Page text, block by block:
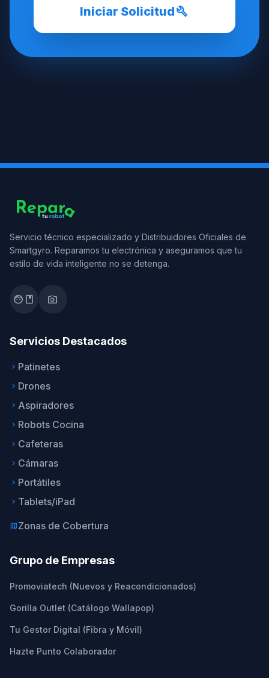
Iniciar Solicitudbuild
Servicio técnico especializado y Distribuidores Oficiales de
Smartgyro. Reparamos tu electrónica y aseguramos que tu
estilo de vida inteligente no se detenga.
facebook photo_camera
Servicios Destacados
keyboard_arrow_right Patinetes
keyboard_arrow_right Drones
keyboard_arrow_right Aspiradores
keyboard_arrow_right Robots Cocina
keyboard_arrow_right Cafeteras
keyboard_arrow_right Cámaras
keyboard_arrow_right Portátiles
keyboard_arrow_right Tablets/iPad
mapZonas de Cobertura
Grupo de Empresas
Promoviatech (Nuevos y Reacondicionados)
Gorilla Outlet (Catálogo Wallapop)
Tu Gestor Digital (Fibra y Móvil)
Hazte Punto Colaborador